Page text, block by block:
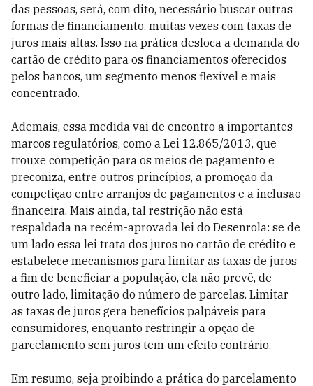
das pessoas, será, com dito, necessário buscar outras
formas de financiamento, muitas vezes com taxas de
juros mais altas. Isso na prática desloca a demanda do
cartão de crédito para os financiamentos oferecidos
pelos bancos, um segmento menos flexível e mais
concentrado.
Ademais, essa medida vai de encontro a importantes
marcos regulatórios, como a Lei 12.865/2013, que
trouxe competição para os meios de pagamento e
preconiza, entre outros princípios, a promoção da
competição entre arranjos de pagamentos e a inclusão
financeira. Mais ainda, tal restrição não está
respaldada na recém-aprovada lei do Desenrola: se de
um lado essa lei trata dos juros no cartão de crédito e
estabelece mecanismos para limitar as taxas de juros
a fim de beneficiar a população, ela não prevê, de
outro lado, limitação do número de parcelas. Limitar
as taxas de juros gera benefícios palpáveis para
consumidores, enquanto restringir a opção de
parcelamento sem juros tem um efeito contrário.
Em resumo, seja proibindo a prática do parcelamento